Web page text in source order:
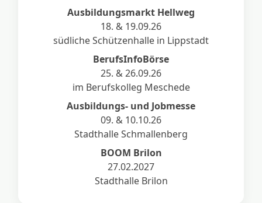
Ausbildungsmarkt Hellweg
18. & 19.09.26
südliche Schützenhalle in Lippstadt
BerufsInfoBörse
25. & 26.09.26
im Berufskolleg Meschede
Ausbildungs- und Jobmesse
09. & 10.10.26
Stadthalle Schmallenberg
BOOM Brilon
27.02.2027
Stadthalle Brilon